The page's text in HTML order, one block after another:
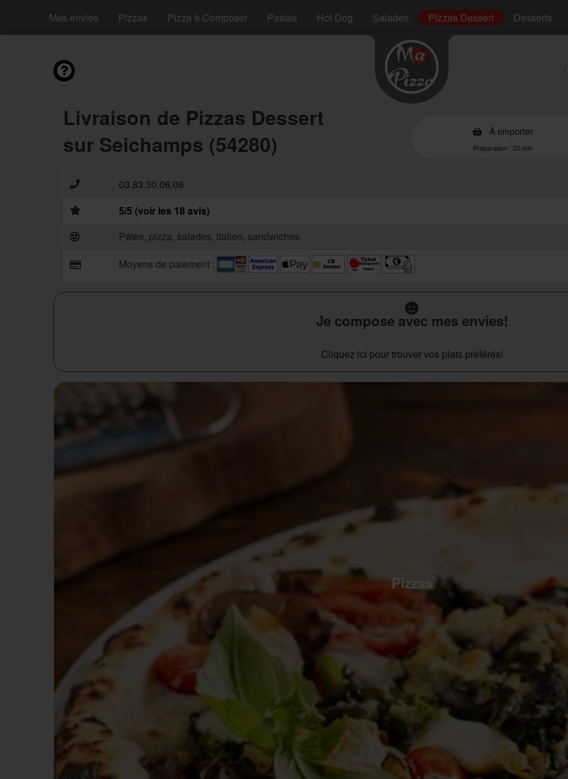
Mes envies Pizzas Pizza à Composer Pastas Hot Dog Salades Pizzas Dessert Desserts
Livraison de Pizzas Dessert
sur Seichamps (54280)
À emporter
Préparation : 20 min
03.83.30.06.06
5/5 (voir les 18 avis)
Pâtes, pizza, salades, italien, sandwiches
Moyens de paiement :
Je compose avec mes envies!
Cliquez ici pour trouver vos plats préférés!
Pizzas